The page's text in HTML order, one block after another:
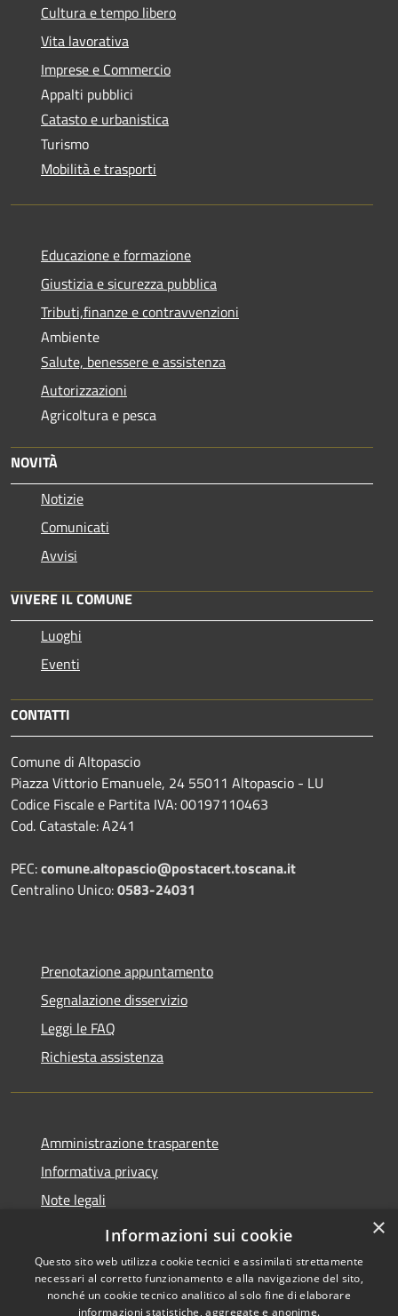
Cultura e tempo libero
Vita lavorativa
Imprese e Commercio
Appalti pubblici
Catasto e urbanistica
Turismo
Mobilità e trasporti
Educazione e formazione
Giustizia e sicurezza pubblica
Tributi,finanze e contravvenzioni
Ambiente
Salute, benessere e assistenza
Autorizzazioni
Agricoltura e pesca
NOVITÀ
Notizie
Comunicati
Avvisi
VIVERE IL COMUNE
Luoghi
Eventi
CONTATTI
Comune di Altopascio
Piazza Vittorio Emanuele, 24 55011 Altopascio - LU
Codice Fiscale e Partita IVA: 00197110463
Cod. Catastale: A241
PEC:comune.altopascio@postacert.toscana.it
Centralino Unico:0583-24031
Prenotazione appuntamento
Segnalazione disservizio
Leggi le FAQ
Richiesta assistenza
Amministrazione trasparente
Informativa privacy
Note legali
Dichiarazione di accessibilità
×
Informazioni sui cookie
Questo sito web utilizza cookie tecnici e assimilati strettamente
necessari al corretto funzionamento e alla navigazione del sito,
nonché un cookie tecnico analitico al solo fine di elaborare
informazioni statistiche, aggregate e anonime.